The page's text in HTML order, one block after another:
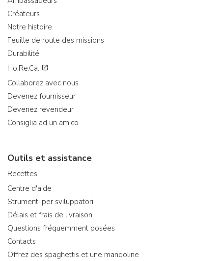
Créateurs
Notre histoire
Feuille de route des missions
Durabilité
Ho.Re.Ca.
Collaborez avec nous
Devenez fournisseur
Devenez revendeur
Consiglia ad un amico
Outils et assistance
Recettes
Centre d'aide
Strumenti per sviluppatori
Délais et frais de livraison
Questions fréquemment posées
Contacts
Offrez des spaghettis et une mandoline